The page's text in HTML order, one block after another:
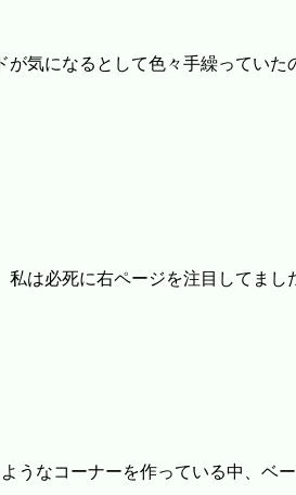
気になるとして色々手繰ってい
私は必死に右ページを注目してま
なコーナーを作っている中、ベ